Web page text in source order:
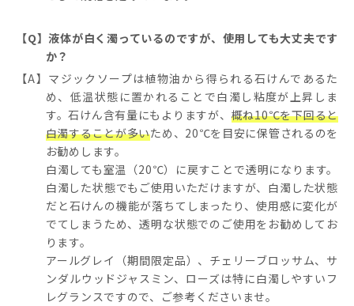
【Q】液体が白く濁っているのですが、使用しても大丈夫です
か？
【A】マジックソープは植物油から得られる石けんであるた
め、低温状態に置かれることで白濁し粘度が上昇しま
す。石けん含有量にもよりますが、 概ね10℃を下回ると
白濁することが多いため、20℃を目安に保管されるのを
お勧めします。
白濁しても室温（20℃）に戻すことで透明になります。
白濁した状態でもご使用いただけますが、白濁した状態
だと石けんの機能が落ちてしまったり、使用感に変化が
でてしまうため、透明な状態でのご使用をお勧めしてお
ります。
アールグレイ（期間限定品）、チェリーブロッサム、サ
ンダルウッドジャスミン、ローズは特に白濁しやすいフ
レグランスですので、ご参考くださいませ。